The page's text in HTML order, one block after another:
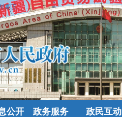
期五
公开 政务服务 政民互动